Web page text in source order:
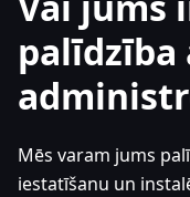
palīdzība
Mēs varam jums
iestatīšanu un